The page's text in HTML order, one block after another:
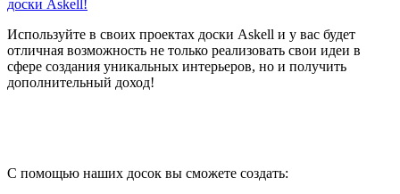
доски Askell!
Используйте в своих проектах доски Askell и у вас будет
отличная возможность не только реализовать свои идеи в
сфере создания уникальных интерьеров, но и получить
дополнительный доход!
С помощью наших досок вы сможете создать: